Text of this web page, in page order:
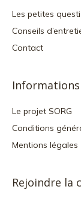
Les petites
Conseils
Contact
Informations
Le projet SORG
Conditions
Mentions légales
Rejoindre la